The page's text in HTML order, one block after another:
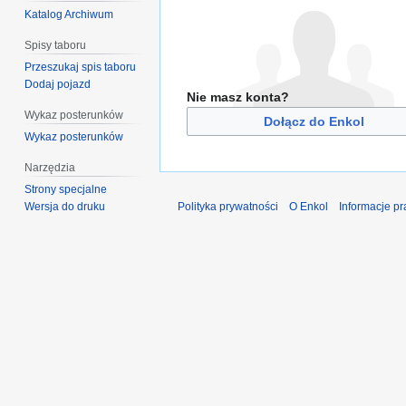
Nie masz konta?
Dołącz do Enkol
Katalog Archiwum
Spisy taboru
Przeszukaj spis taboru
Dodaj pojazd
Wykaz posterunków
Wykaz posterunków
Narzędzia
Strony specjalne
Wersja do druku
Polityka prywatności O Enkol Informacje